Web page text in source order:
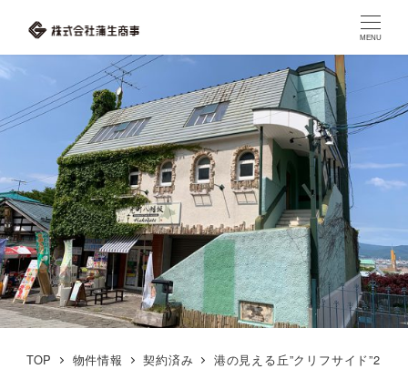
MENU
TOP 物件情報 契約済み
港の見える丘”クリフサイド”2